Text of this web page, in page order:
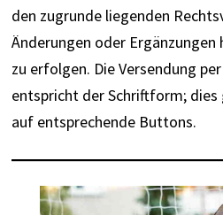
den zugrunde liegenden
Änderungen oder Ergänzungen
zu erfolgen. Die Versendung
entspricht der Schriftform;
auf entsprechende Buttons.